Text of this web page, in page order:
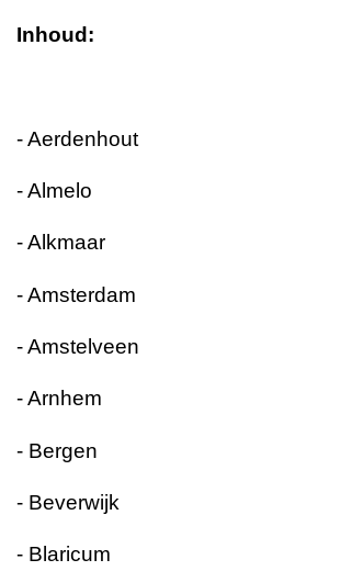
Inhoud:
- Aerdenhout
- Almelo
- Alkmaar
- Amsterdam
- Amstelveen
- Arnhem
- Bergen
- Beverwijk
- Blaricum